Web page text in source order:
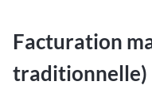
Facturation
traditionnelle)